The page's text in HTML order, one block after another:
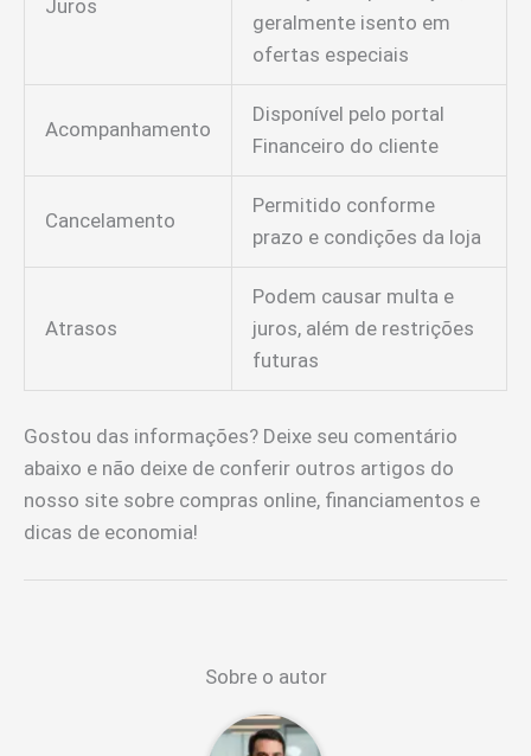
Juros
geralmente isento em
ofertas especiais
Acompanhamento
Disponível pelo portal
Financeiro do cliente
Cancelamento
Permitido conforme
prazo e condições da loja
Atrasos
Podem causar multa e
juros, além de restrições
futuras
Gostou das informações? Deixe seu comentário
abaixo e não deixe de conferir outros artigos do
nosso site sobre compras online, financiamentos e
dicas de economia!
Sobre o autor